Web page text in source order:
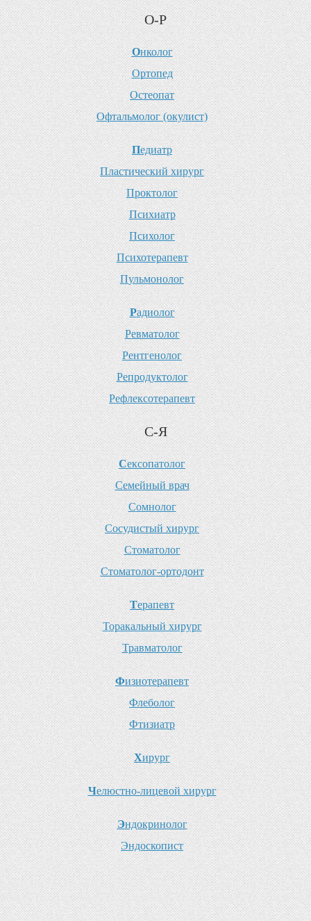
О-Р
Онколог
Ортопед
Остеопат
Офтальмолог (окулист)
Педиатр
Пластический хирург
Проктолог
Психиатр
Психолог
Психотерапевт
Пульмонолог
Радиолог
Ревматолог
Рентгенолог
Репродуктолог
Рефлексотерапевт
С-Я
Сексопатолог
Семейный врач
Сомнолог
Сосудистый хирург
Стоматолог
Стоматолог-ортодонт
Терапевт
Торакальный хирург
Травматолог
Физиотерапевт
Флеболог
Фтизиатр
Хирург
Челюстно-лицевой хирург
Эндокринолог
Эндоскопист